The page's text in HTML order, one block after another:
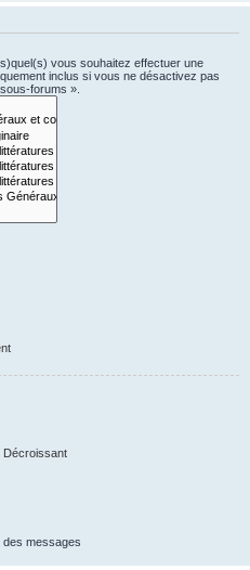
vous souhaitez effectuer une
inclus si vous ne désactivez pas
forums ».
Décroissant
messages